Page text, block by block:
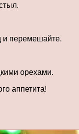
и перемешайте.
орехами.
аппетита!